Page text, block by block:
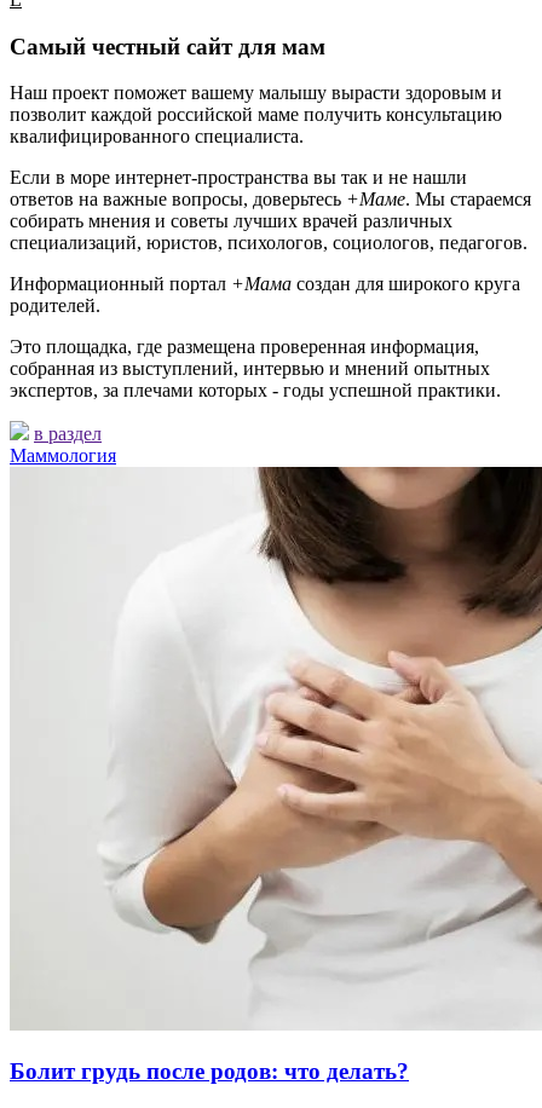
Самый честный сайт для мам
Наш проект поможет вашему малышу вырасти здоровым и
позволит каждой российской маме получить консультацию
квалифицированного специалиста.
Если в море интернет-пространства вы так и не нашли
ответов на важные вопросы, доверьтесь +Маме. Мы стараемся
собирать мнения и советы лучших врачей различных
специализаций, юристов, психологов, социологов, педагогов.
Информационный портал +Мама создан для широкого круга
родителей.
Это площадка, где размещена проверенная информация,
собранная из выступлений, интервью и мнений опытных
экспертов, за плечами которых - годы успешной практики.
в раздел
Маммология
Болит грудь после родов: что делать?